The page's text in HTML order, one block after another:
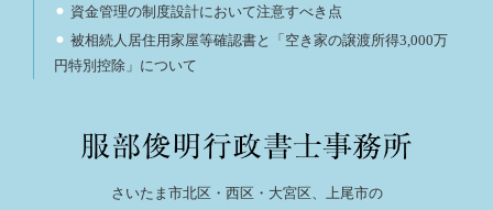
資金管理の制度設計において注意すべき点
被相続人居住用家屋等確認書と「空き家の譲渡所得3,000万
円特別控除」について
さいたま市北区・西区・大宮区、上尾市の